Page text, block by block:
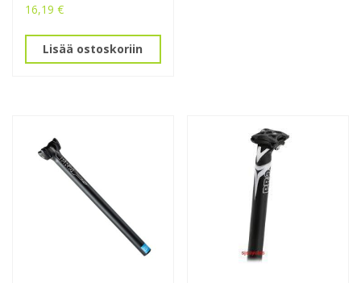
16,19 €
Lisää ostoskoriin